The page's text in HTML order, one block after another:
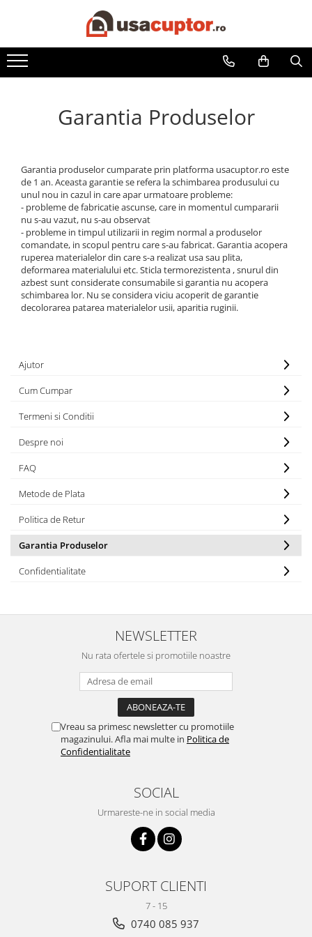
Accesorii si componente
Cuptor soba
Hai la Grătar!
Componente sobe
Garantia Produselor
Garantia produselor cumparate prin platforma usacuptor.ro este
de 1 an. Aceasta garantie se refera la schimbarea produsului cu
unul nou in cazul in care apar urmatoare probleme:
- probleme de fabricatie ascunse, care in momentul cumpararii
nu s-au vazut, nu s-au observat
- probleme in timpul utilizarii in regim normal a produselor
comandate, in scopul pentru care s-au fabricat. Garantia acopera
ruperea materialelor din care s-a realizat usa sau plita,
deformarea materialului etc. Sticla termorezistenta , snurul din
azbest sunt considerate consumabile si garantia nu acopera
schimbarea lor. Nu se considera viciu acoperit de garantie
decolorarea patarea materialelor usii, aparitia ruginii.
Ajutor
Cum Cumpar
Termeni si Conditii
Despre noi
FAQ
Metode de Plata
Politica de Retur
Garantia Produselor
Confidentialitate
NEWSLETTER
Nu rata ofertele si promotiile noastre
Vreau sa primesc newsletter cu promotiile
magazinului. Afla mai multe in Politica de
Confidentialitate
SOCIAL
Urmareste-ne in social media
SUPORT CLIENTI
7 - 15
0740 085 937